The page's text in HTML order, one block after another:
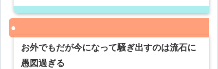
お外でもだが今になって騒ぎ出すのは流石に
愚図過ぎる